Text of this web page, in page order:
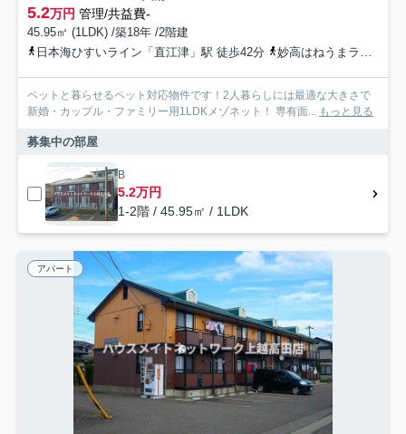
5.2万円 管理/共益費-
45.95㎡ (1LDK) /築18年 /2階建
日本海ひすいライン「直江津」駅 徒歩42分
妙高はねうまライン「直江津」駅 徒歩42分
ペットと暮らせるペット対応物件です！2人暮らしには最適な大きさで
新婚・カップル・ファミリー用1LDKメゾネット！ 専有面... もっと見る
募集中の部屋
B
5.2万円
1-2階 / 45.95㎡ / 1LDK
アパート